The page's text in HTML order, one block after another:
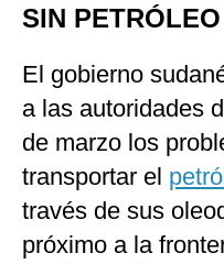
SIN
El gobierno
a las autoridades
de marzo los
transportar el
través de sus
próximo a la